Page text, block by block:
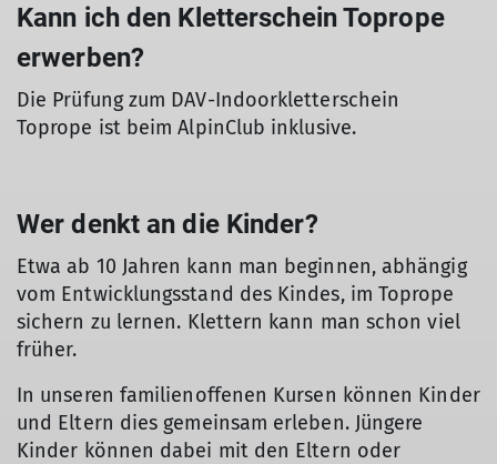
Kann ich den Kletterschein Toprope
erwerben?
Die Prüfung zum DAV-Indoorkletterschein
Toprope ist beim AlpinClub inklusive.
Wer denkt an die Kinder?
Etwa ab 10 Jahren kann man beginnen, abhängig
vom Entwicklungsstand des Kindes, im Toprope
sichern zu lernen. Klettern kann man schon viel
früher.
In unseren familienoffenen Kursen können Kinder
und Eltern dies gemeinsam erleben. Jüngere
Kinder können dabei mit den Eltern oder